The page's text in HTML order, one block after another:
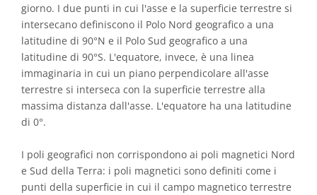
giorno. I due punti in cui l'asse e la superficie terrestre si
intersecano definiscono il Polo Nord geografico a una
latitudine di 90°N e il Polo Sud geografico a una
latitudine di 90°S. L'equatore, invece, è una linea
immaginaria in cui un piano perpendicolare all'asse
terrestre si interseca con la superficie terrestre alla
massima distanza dall'asse. L'equatore ha una latitudine
di 0°.
I poli geografici non corrispondono ai poli magnetici Nord
e Sud della Terra: i poli magnetici sono definiti come i
punti della superficie in cui il campo magnetico terrestre